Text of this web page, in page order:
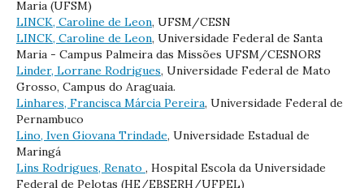
Maria (UFSM)
LINCK, Caroline de Leon, UFSM/CESN
LINCK, Caroline de Leon, Universidade Federal de Santa
Maria - Campus Palmeira das Missões UFSM/CESNORS
Linder, Lorrane Rodrigues, Universidade Federal de Mato
Grosso, Campus do Araguaia.
Linhares, Francisca Márcia Pereira, Universidade Federal de
Pernambuco
Lino, Iven Giovana Trindade, Universidade Estadual de
Maringá
Lins Rodrigues, Renato , Hospital Escola da Universidade
Federal de Pelotas (HE/EBSERH/UFPEL)